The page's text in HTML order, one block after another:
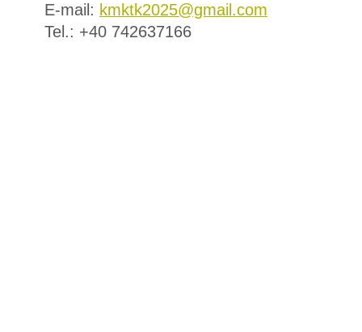
E-mail: kmktk2025@gmail.com
Tel.: +40 742637166